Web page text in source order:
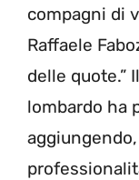
compagni di
Raffaele
delle quote.”
lombardo ha